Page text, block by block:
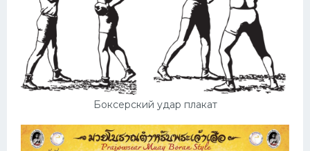
Боксерский удар плакат